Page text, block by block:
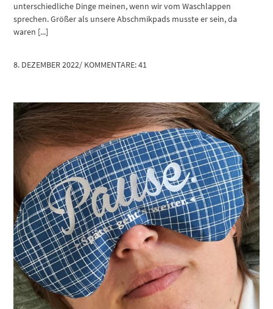
unterschiedliche Dinge meinen, wenn wir vom Waschlappen
sprechen. Größer als unsere Abschmikpads musste er sein, da
waren [...]
8. DEZEMBER 2022/ KOMMENTARE: 41